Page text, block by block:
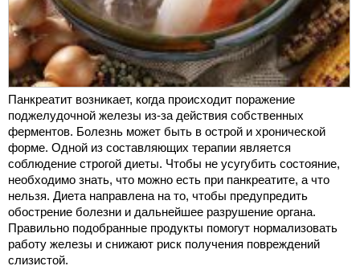
Панкреатит возникает, когда происходит поражение
поджелудочной железы из-за действия собственных
ферментов. Болезнь может быть в острой и хронической
форме. Одной из составляющих терапии является
соблюдение строгой диеты. Чтобы не усугубить состояние,
необходимо знать, что можно есть при панкреатите, а что
нельзя. Диета направлена на то, чтобы предупредить
обострение болезни и дальнейшее разрушение органа.
Правильно подобранные продукты помогут нормализовать
работу железы и снижают риск получения повреждений
слизистой.